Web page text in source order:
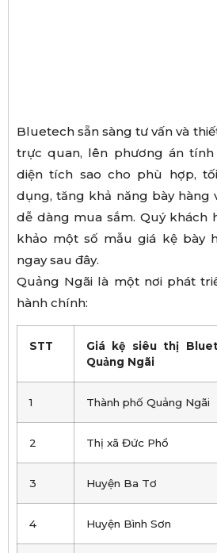
Bluetech sẵn sàng tư vấn và
trực quan, lên phương án
diện tích sao cho phù hợp,
dụng, tăng khả năng bày hàng
dễ dàng mua sắm. Quý khách
khảo một số mẫu giá kệ bày
ngay sau đây.
Quảng Ngãi là một nơi phát
hành chính:
STT
Giá kệ siêu thị
Quảng Ngãi
1 Thành phố Quảng Ngãi
2 Thị xã Đức Phổ
3 Huyện Ba Tơ
4 Huyện Bình Sơn